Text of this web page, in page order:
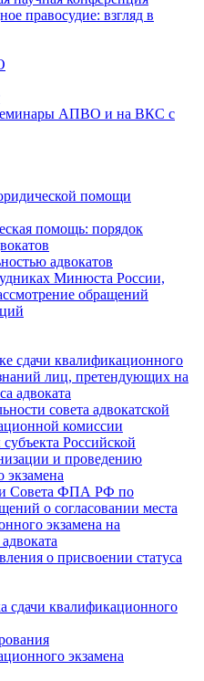
правосудие: взгляд в
АПВО и на ВКС с
помощи
помощь: порядок
адвокатов
Минюста России,
обращений
сдачи квалификационного
лиц, претендующих на
адвоката
совета адвокатской
комиссии
Российской
и проведению
экзамена
Совета ФПА РФ по
о согласовании места
экзамена на
о присвоении статуса
сдачи квалификационного
экзамена